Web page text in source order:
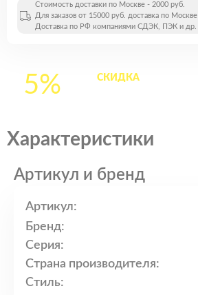
Стоимость доставки по Москве - 2000 руб.
Для заказов от 15000 руб. доставка по Москве
Доставка по РФ компаниями СДЭК, ПЭК и др.
5% СКИДКАна все
Характеристики
Артикул и бренд
Артикул:
Бренд:
Серия:
Страна производителя:
Стиль: